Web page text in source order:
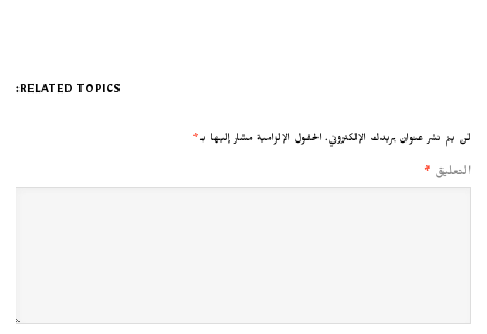
RELATED TOPICS:
لن يتم نشر عنوان بريدك الإلكتروني. الحقول الإلزامية مشار إليها بـ*
التعليق *